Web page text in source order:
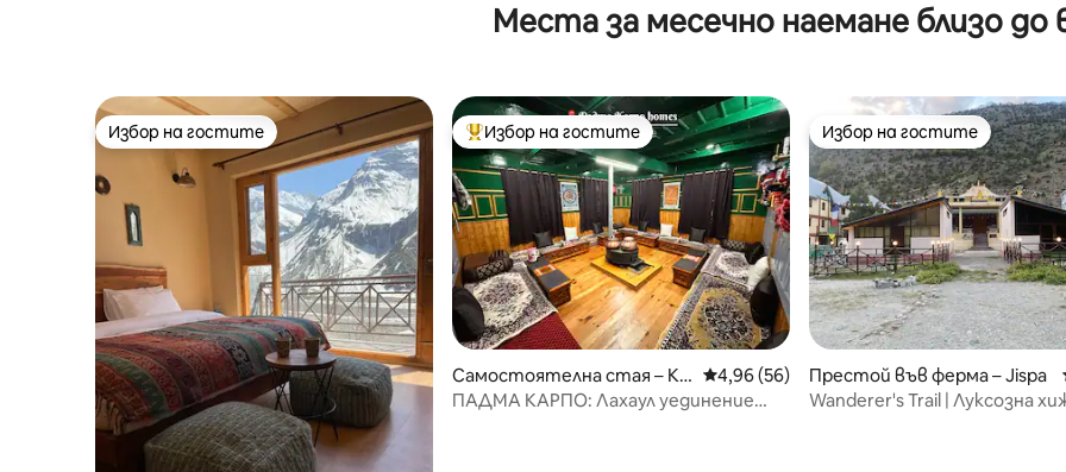
Места за месечно наемане близо до
Избор на гостите
Избор на гостите Най-популярен избор на гостите
Избор на гостите
Самостоятелна стая – Kh
angsar
Средна оценка: 4,96 от 5, 56 отзива
4,96 (56)
ПАДМА КАРПО: Лахаул уединение
Избор на гостите
Избор на гостите
Престой във ферма – Jispa
Wanderer's Trail | Луксозна